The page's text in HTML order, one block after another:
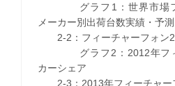
グラフ1：世界市場フ
メーカー別出荷台数実績・予測
2-2：フィーチャーフォン
グラフ2：2012年フィ
カーシェア
2-3：2013年フィーチャー